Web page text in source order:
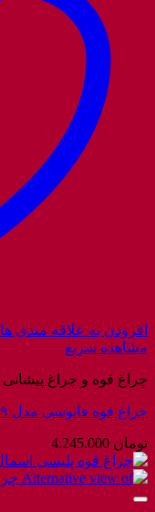
افزودن به علاقه مندی ها
مشاهده سریع
چراغ قوه و چراغ پیشانی
چراغ قوه فانوسی مدل A۱۹ کینساچ / KINSACH KS-A۱۹
تومان